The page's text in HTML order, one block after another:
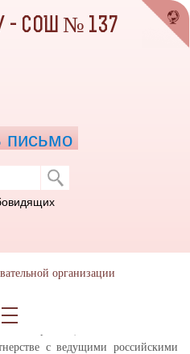
на «Уроке
проект «Урок цифры» ежегодно
с ведущими российскими
- СОШ № 137
письмо
организации